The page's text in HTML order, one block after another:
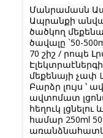
Մանրամասն
Ապրանքի
ծածկող
ծավալը `50-
70 շիշ / րոպե
մեքենայի չափ
Բարձր լույս ՝
ավտոմատ
հեղուկ
համար 250ml